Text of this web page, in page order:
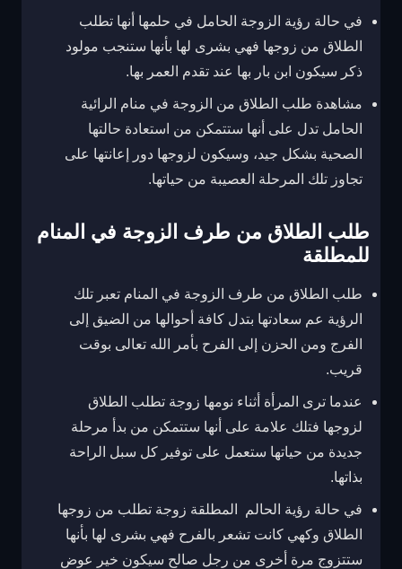
في حالة رؤية الزوجة الحامل في حلمها أنها تطلب
الطلاق من زوجها فهي بشرى لها بأنها ستنجب مولود
ذكر سيكون ابن بار بها عند تقدم العمر بها.
مشاهدة طلب الطلاق من الزوجة في منام الرائية
الحامل تدل على أنها ستتمكن من استعادة حالتها
الصحية بشكل جيد، وسيكون لزوجها دور إعانتها على
تجاوز تلك المرحلة العصيبة من حياتها.
طلب الطلاق من طرف الزوجة في المنام
للمطلقة
طلب الطلاق من طرف الزوجة في المنام تعبر تلك
الرؤية عم سعادتها بتدل كافة أحوالها من الضيق إلى
الفرج ومن الحزن إلى الفرح بأمر الله تعالى بوقت
قريب.
عندما ترى المرأة أثناء نومها زوجة تطلب الطلاق
لزوجها فتلك علامة على أنها ستتمكن من بدأ مرحلة
جديدة من حياتها ستعمل على توفير كل سبل الراحة
بذاتها.
في حالة رؤية الحالم المطلقة زوجة تطلب من زوجها
الطلاق وكهي كانت تشعر بالفرح فهي بشرى لها بأنها
ستتزوج مرة أخرى من رجل صالح سيكون خير عوض